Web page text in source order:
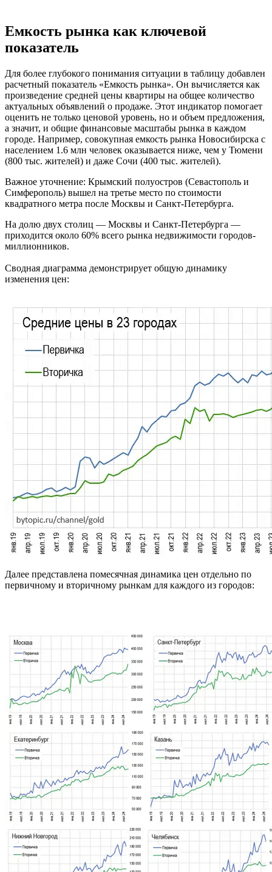
Емкость рынка как ключевой
показатель
Для более глубокого понимания ситуации в таблицу добавлен
расчетный показатель «Емкость рынка». Он вычисляется как
произведение средней цены квартиры на общее количество
актуальных объявлений о продаже. Этот индикатор помогает
оценить не только ценовой уровень, но и объем предложения,
а значит, и общие финансовые масштабы рынка в каждом
городе. Например, совокупная емкость рынка Новосибирска с
населением 1.6 млн человек оказывается ниже, чем у Тюмени
(800 тыс. жителей) и даже Сочи (400 тыс. жителей).
Важное уточнение: Крымский полуостров (Севастополь и
Симферополь) вышел на третье место по стоимости
квадратного метра после Москвы и Санкт-Петербурга.
На долю двух столиц — Москвы и Санкт-Петербурга —
приходится около 60% всего рынка недвижимости городов-
миллионников.
Сводная диаграмма демонстрирует общую динамику
изменения цен:
Далее представлена помесячная динамика цен отдельно по
первичному и вторичному рынкам для каждого из городов: